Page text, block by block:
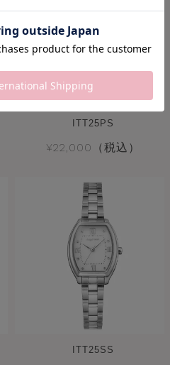
ITT25PS
¥22,000（税込）
ITT25SS